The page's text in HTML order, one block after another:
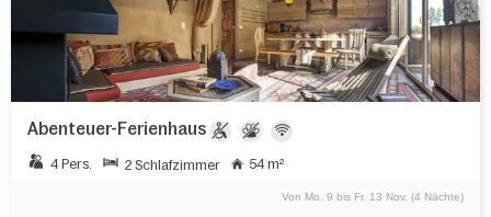
Abenteuer-Ferienhaus
4 Pers. 2 Schlafzimmer 54 m²
Von Mo. 9 bis Fr. 13 Nov. (4 Nächte)